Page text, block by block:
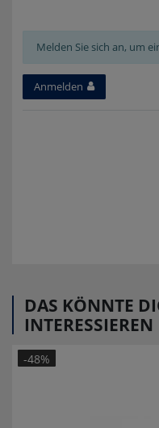
Melden Sie sich an, um
Anmelden
DAS KÖNNTE
INTERESSIEREN
-48%